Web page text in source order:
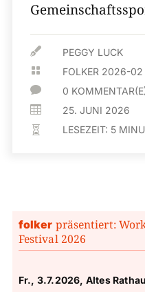
 PEGGY LUCK
 FOLKER 2026-02
 0
 25. JUNI 2026
 LESEZEIT: 5
folker präsentiert:
Festival 2026
Fr., 3.7.2026, Altes